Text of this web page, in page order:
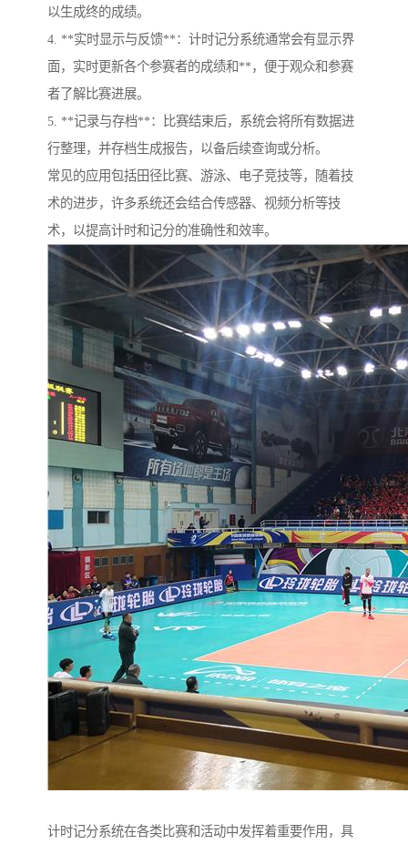
以生成终的成绩。
4. **实时显示与反馈**：计时记分系统通常会有显示界
面，实时更新各个参赛者的成绩和**，便于观众和参赛
者了解比赛进展。
5. **记录与存档**：比赛结束后，系统会将所有数据进
行整理，并存档生成报告，以备后续查询或分析。
常见的应用包括田径比赛、游泳、电子竞技等，随着技
术的进步，许多系统还会结合传感器、视频分析等技
术，以提高计时和记分的准确性和效率。
计时记分系统在各类比赛和活动中发挥着重要作用，具